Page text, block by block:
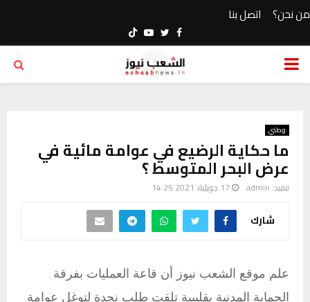
من نحن؟ اتصل بنا
Facebook
Twitter
Youtube
PRIMARY
وطني
ما حكاية الرضيع في عوامة مائية في
عرض البحر المتوسط ؟
تنفيذ: admin 17 جويلية، 2021 14:25
شارك
علم موقع الشعب نيوز أن قاعة العمليات بفرقة
الحماية المدنية بقليبية تلقت طلب نجدة لتوغل عوامة